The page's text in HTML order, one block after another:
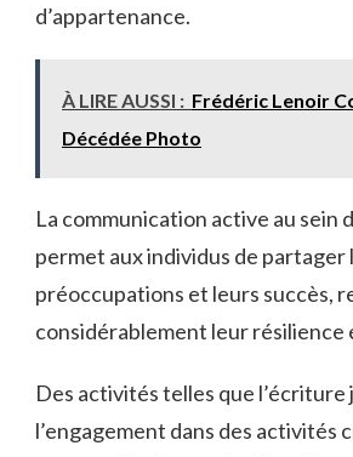
d’appartenance.
À LIRE AUSSI : Frédéric Lenoir
Décédée Photo
La communication active au sein
permet aux individus de partager
préoccupations et leurs succès,
considérablement leur résilience
Des activités telles que
l’engagement dans des activités